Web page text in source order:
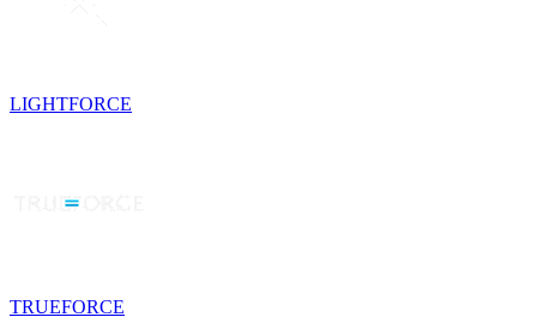
LIGHTFORCE
TRUEFORCE